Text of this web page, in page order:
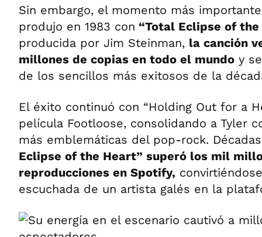
Sin embargo, el momento más
produjo en 1983 con “Total Eclipse of the
producida por Jim Steinman, la canción
millones de copias en todo el mundo y
de los sencillos más exitosos de la
El éxito continuó con “Holding Out for a
película Footloose, consolidando a Tyler
más emblemáticas del pop-rock.
Eclipse of the Heart” superó los mil
reproducciones en Spotify,
escuchada de un artista galés en la